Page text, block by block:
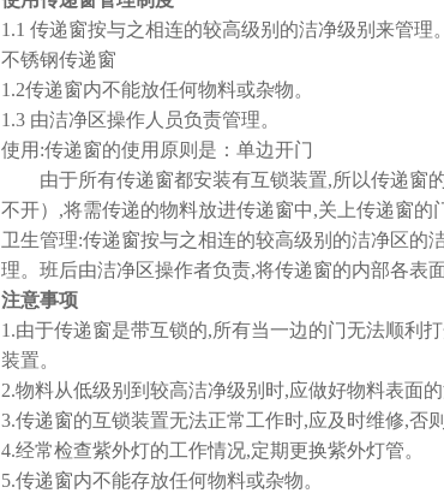
1.1 传递窗按与之相连的较高级别的洁净级别来管理。
不锈钢传递窗
1.2传递窗内不能放任何物料或杂物。
1.3 由洁净区操作人员负责管理。
使用:传递窗的使用原则是：单边开门
由于所有传递窗都安装有互锁装置,所以传递窗
不开）,将需传递的物料放进传递窗中,关上传递窗的
卫生管理:传递窗按与之相连的较高级别的洁净区的
理。班后由洁净区操作者负责,将传递窗的内部各表
注意事项
1.由于传递窗是带互锁的,所有当一边的门无法顺利
装置。
2.物料从低级别到较高洁净级别时,应做好物料表面的
3.传递窗的互锁装置无法正常工作时,应及时维修,否
4.经常检查紫外灯的工作情况,定期更换紫外灯管。
5.传递窗内不能存放任何物料或杂物。